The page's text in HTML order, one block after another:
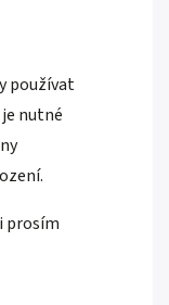
používat
nutné
prosím